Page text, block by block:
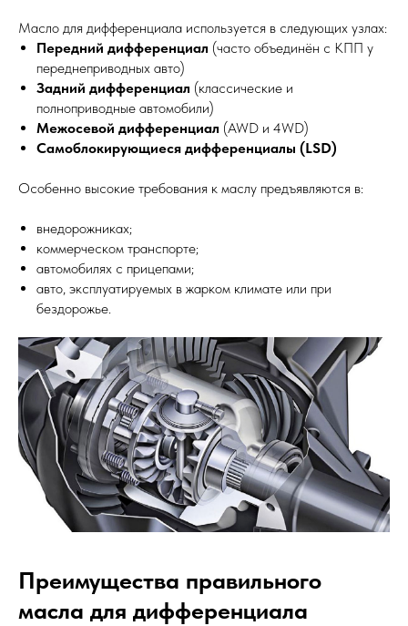
Масло для дифференциала используется в следующих узлах:
Передний дифференциал (часто объединён с КПП у
переднеприводных авто)
Задний дифференциал (классические и
полноприводные автомобили)
Межосевой дифференциал (AWD и 4WD)
Самоблокирующиеся дифференциалы (LSD)
Особенно высокие требования к маслу предъявляются в:
внедорожниках;
коммерческом транспорте;
автомобилях с прицепами;
авто, эксплуатируемых в жарком климате или при
бездорожье.
Преимущества правильного
масла для дифференциала